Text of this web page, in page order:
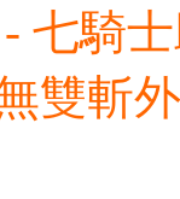
七騎
雙斬